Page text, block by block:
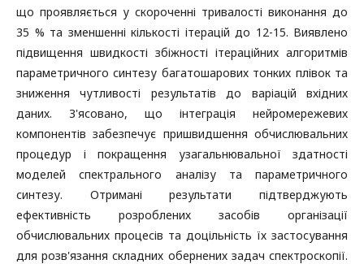
що проявляється у скороченні тривалості виконання до
35 % та зменшенні кількості ітерацій до 12-15. Виявлено
підвищення швидкості збіжності ітераційних алгоритмів
параметричного синтезу багатошарових тонких плівок та
зниження чутливості результатів до варіацій вхідних
даних. З'ясовано, що інтеграція нейромережевих
компонентів забезпечує пришвидшення обчислювальних
процедур і покращення узагальнювальної здатності
моделей спектрального аналізу та параметричного
синтезу. Отримані результати підтверджують
ефективність розроблених засобів організації
обчислювальних процесів та доцільність їх застосування
для розв'язання складних обернених задач спектроскопії.